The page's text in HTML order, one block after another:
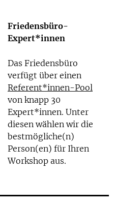
Friedensbüro-
Expert*innen
Das Friedensbüro
verfügt über einen
Referent*innen-Pool
von knapp 30
Expert*innen. Unter
diesen wählen wir die
bestmögliche(n)
Person(en) für Ihren
Workshop aus.